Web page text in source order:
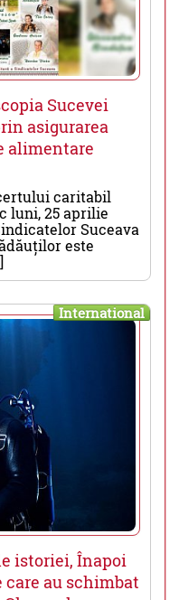
Sucevei
asigurarea
alimentare
caritabil
luni, 25 aprilie
Suceava
este
]
International
istoriei, Înapoi
au schimbat